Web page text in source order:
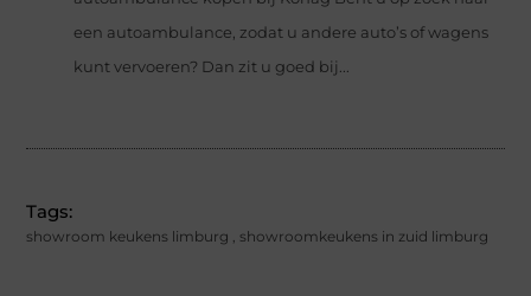
een autoambulance, zodat u andere auto’s of wagens
kunt vervoeren? Dan zit u goed bij...
Tags:
showroom keukens limburg showroomkeukens in zuid limburg